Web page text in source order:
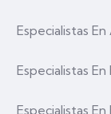
Especialistas
Especialistas
Especialistas